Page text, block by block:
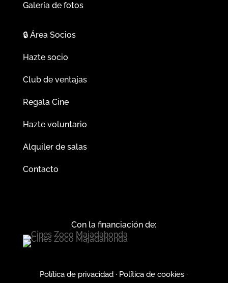
Galería de fotos
🔒Área Socios
Hazte socio
Club de ventajas
Regala Cine
Hazte voluntario
Alquiler de salas
Contacto
Con la financiación de:
Política de privacidad · Política de cookies ·